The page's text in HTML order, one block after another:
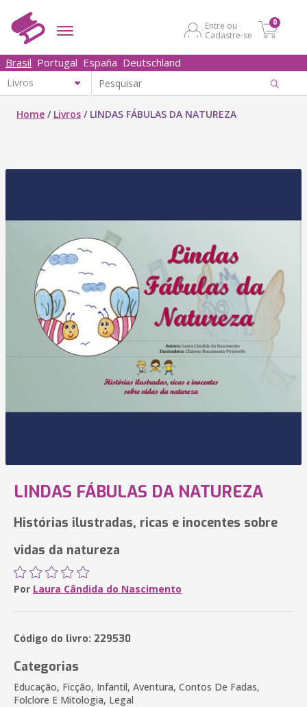
Entre ou
Cadastre-se
0
Brasil Portugal España Deutschland
Home / Livros / LINDAS FÁBULAS DA NATUREZA
LINDAS FÁBULAS DA NATUREZA
Histórias ilustradas, ricas e inocentes sobre
vidas da natureza
Por Laura Cândida do Nascimento
Código do livro: 229530
Categorias
Educação, Ficção, Infantil, Aventura, Contos De Fadas,
Folclore E Mitologia, Legal